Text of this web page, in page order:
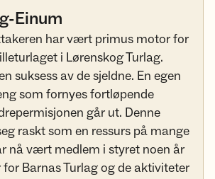
Einum
har vært primus motor for
i Lørenskog Turlag.
suksess av de sjeldne. En egen
som fornyes fortløpende
går ut. Denne
raskt som en ressurs på mange
nå vært medlem i styret noen år
Barnas Turlag og de aktiviteter